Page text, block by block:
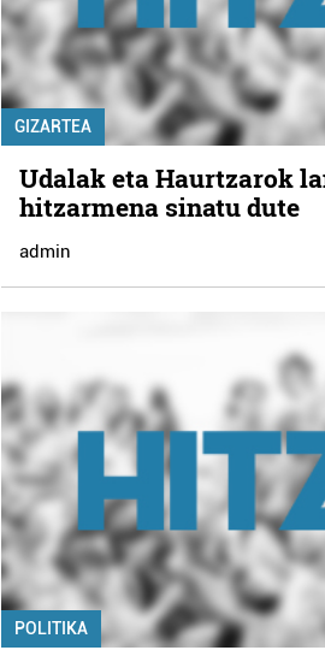
GIZARTEA
Udalak eta Haurtzarok
hitzarmena sinatu dute
admin
POLITIKA